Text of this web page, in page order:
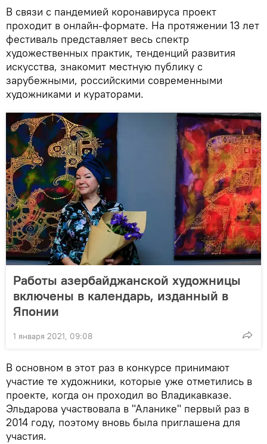
В связи с пандемией коронавируса проект
проходит в онлайн-формате. На протяжении 13 лет
фестиваль представляет весь спектр
художественных практик, тенденций развития
искусства, знакомит местную публику с
зарубежными, российскими современными
художниками и кураторами.
Работы азербайджанской художницы
включены в календарь, изданный в
Японии
1 января 2021, 09:08
В основном в этот раз в конкурсе принимают
участие те художники, которые уже отметились в
проекте, когда он проходил во Владикавказе.
Эльдарова участвовала в "Аланике" первый раз в
2014 году, поэтому вновь была приглашена для
участия.